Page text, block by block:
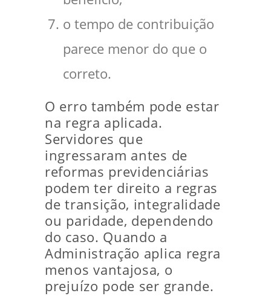
o tempo de contribuição
parece menor do que o
correto.
O erro também pode estar
na regra aplicada.
Servidores que
ingressaram antes de
reformas previdenciárias
podem ter direito a regras
de transição, integralidade
ou paridade, dependendo
do caso. Quando a
Administração aplica regra
menos vantajosa, o
prejuízo pode ser grande.